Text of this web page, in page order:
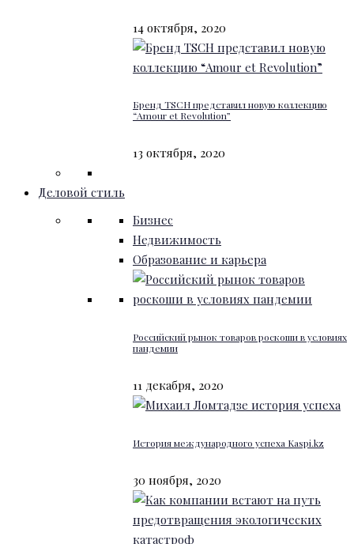
14 октября, 2020
Бренд TSCH представил новую коллекцию
“Amour et Revolution”
13 октября, 2020
Деловой стиль
Бизнес
Недвижимость
Образование и карьера
Российский рынок товаров роскоши в условиях
пандемии
11 декабря, 2020
История международного успеха Kaspi.kz
30 ноября, 2020